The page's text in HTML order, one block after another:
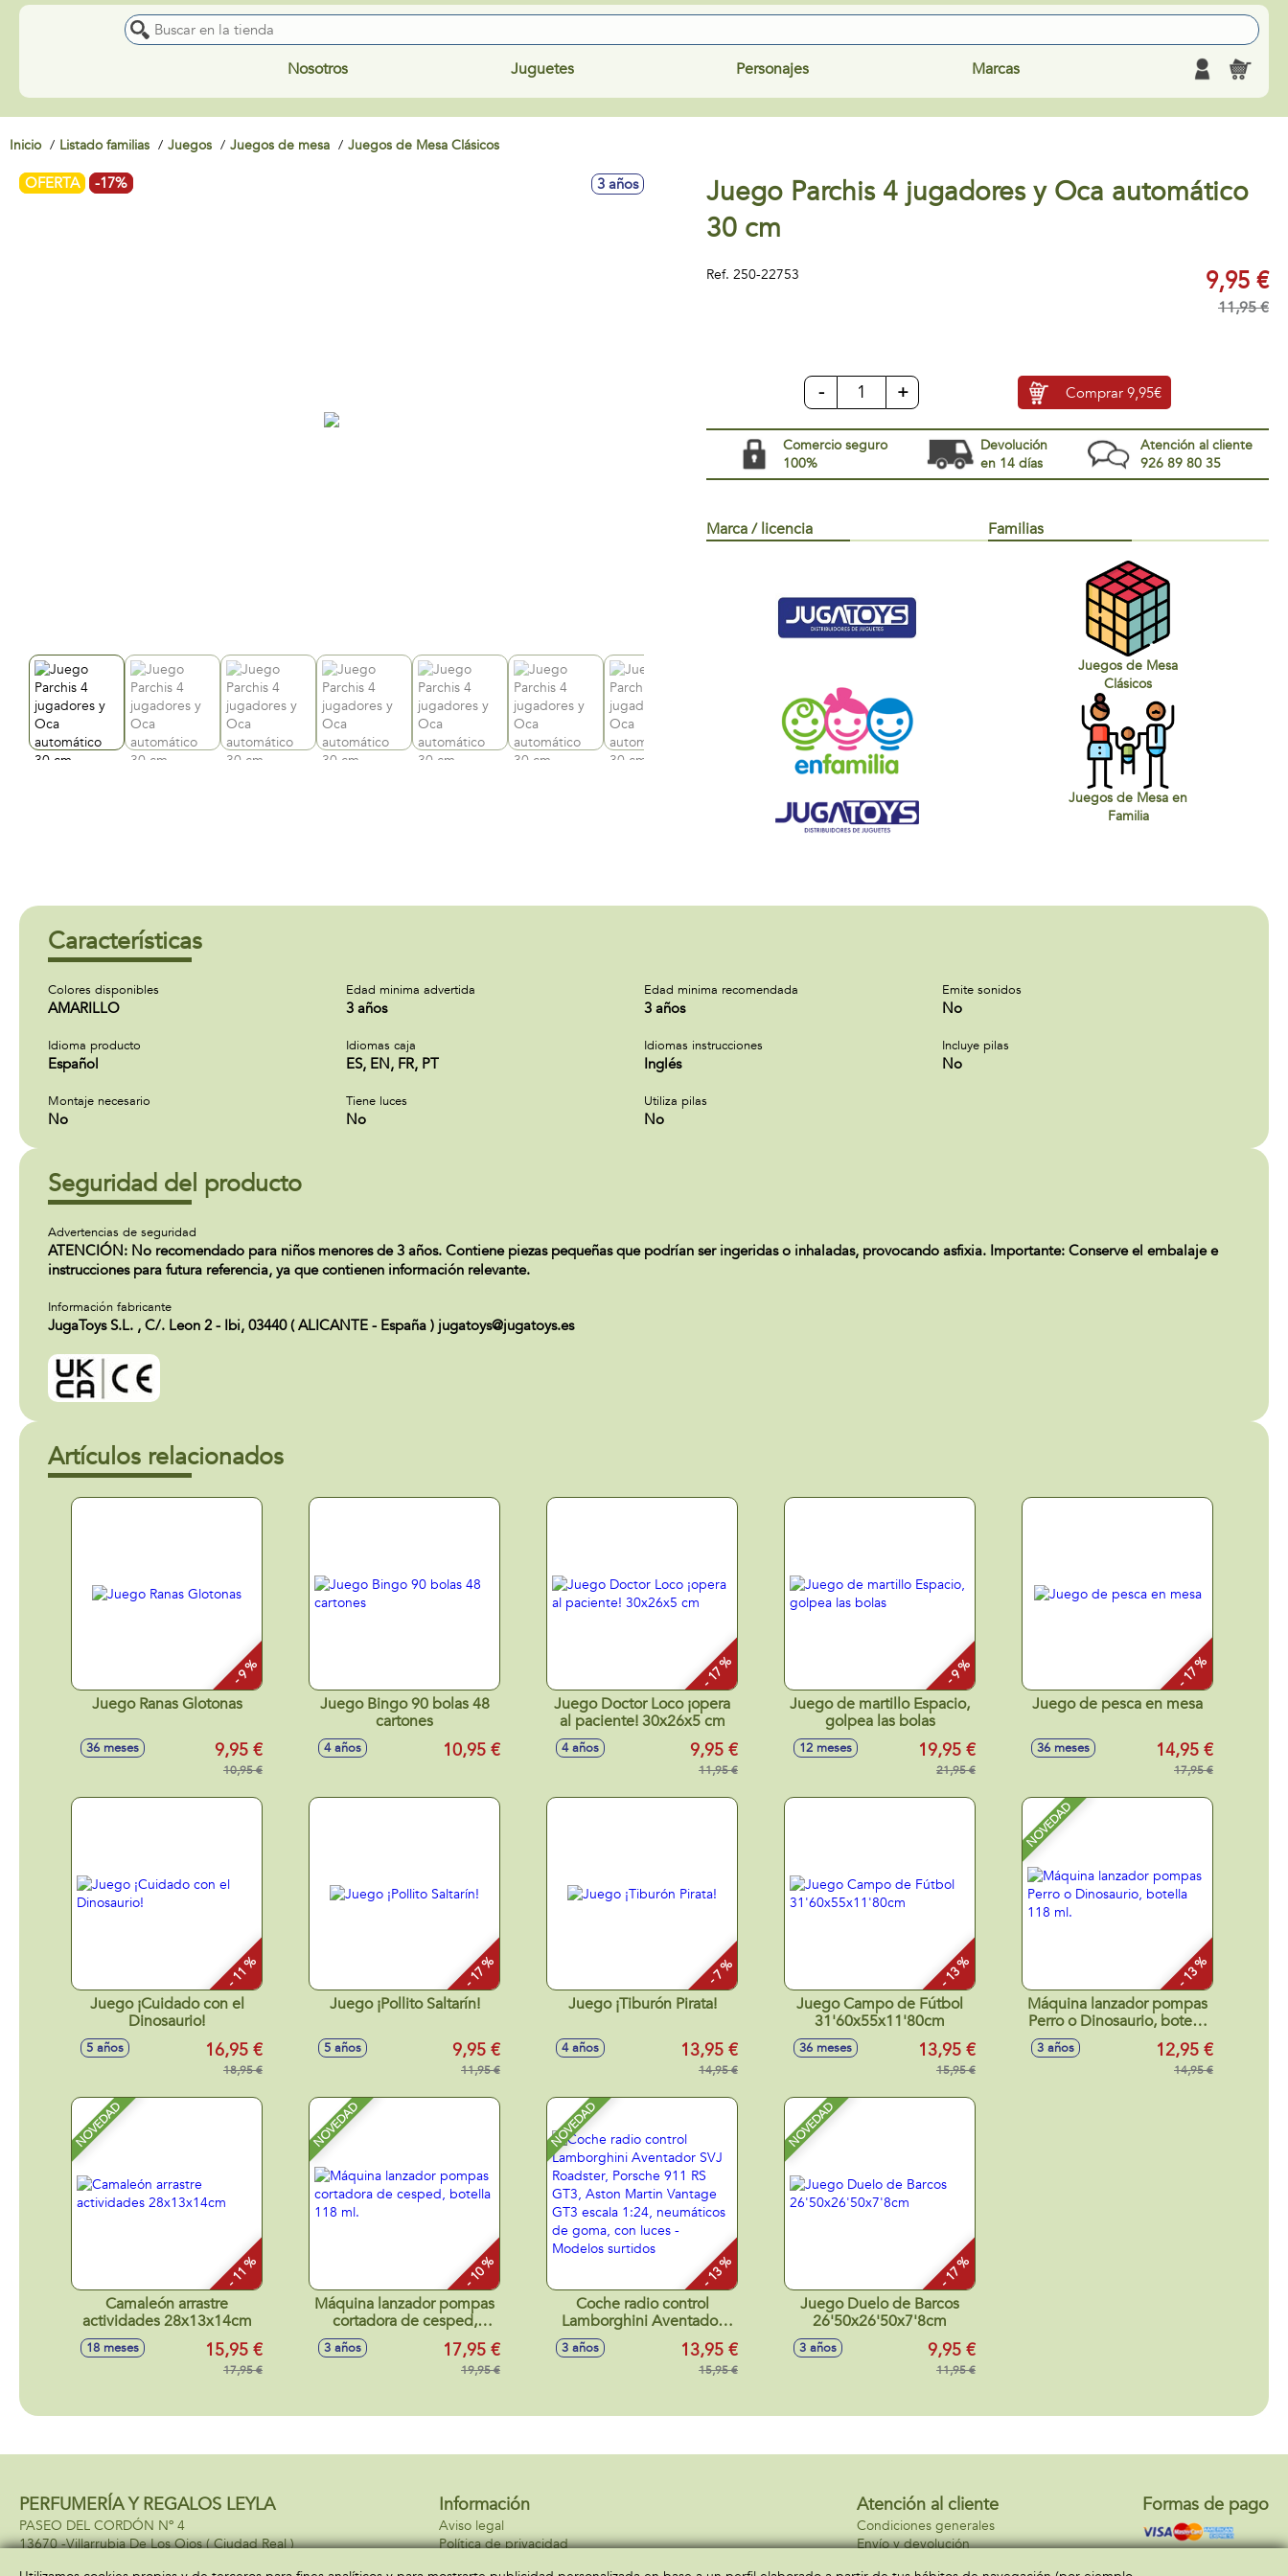
Nosotros Juguetes Personajes Marcas
Inicio Listado familias Juegos Juegos de mesa Juegos de Mesa Clásicos
OFERTA -17% 3 años
Juego Parchis 4 jugadores y Oca automático
30 cm
Ref. 250-22753 9,95 €
11,95 €
- + Comprar 9,95€
Comercio seguro
100%
Devolución
en 14 días
Atención al cliente
926 89 80 35
Marca / licencia Familias
Juegos de Mesa
Clásicos
Juegos de Mesa en
Familia
Características
Colores disponibles
AMARILLO
Edad minima advertida
3 años
Edad minima recomendada
3 años
Emite sonidos
No
Idioma producto
Español
Idiomas caja
ES, EN, FR, PT
Idiomas instrucciones
Inglés
Incluye pilas
No
Montaje necesario
No
Tiene luces
No
Utiliza pilas
No
Seguridad del producto
Advertencias de seguridad
ATENCIÓN: No recomendado para niños menores de 3 años. Contiene piezas pequeñas que podrían ser ingeridas o inhaladas, provocando asfixia. Importante: Conserve el embalaje e
instrucciones para futura referencia, ya que contienen información relevante.
Información fabricante
JugaToys S.L. , C/. Leon 2 - Ibi, 03440 ( ALICANTE - España ) jugatoys@jugatoys.es
Artículos relacionados
- 9 %
Juego Ranas Glotonas
36 meses 9,95 €
10,95 €
Juego Bingo 90 bolas 48
cartones
4 años 10,95 €
- 17 %
Juego Doctor Loco ¡opera
al paciente! 30x26x5 cm
4 años 9,95 €
11,95 €
- 9 %
Juego de martillo Espacio,
golpea las bolas
12 meses 19,95 €
21,95 €
- 17 %
Juego de pesca en mesa
36 meses 14,95 €
17,95 €
- 11 %
Juego ¡Cuidado con el
Dinosaurio!
5 años 16,95 €
18,95 €
- 17 %
Juego ¡Pollito Saltarín!
5 años 9,95 €
11,95 €
- 7 %
Juego ¡Tiburón Pirata!
4 años 13,95 €
14,95 €
- 13 %
Juego Campo de Fútbol
31'60x55x11'80cm
36 meses 13,95 €
15,95 €
NOVEDAD
- 13 %
Máquina lanzador pompas
Perro o Dinosaurio, botella
3 años 12,95 €
14,95 €
NOVEDAD
- 11 %
Camaleón arrastre
actividades 28x13x14cm
18 meses 15,95 €
17,95 €
NOVEDAD
- 10 %
Máquina lanzador pompas
cortadora de cesped,
botella 118 ml.
3 años 17,95 €
19,95 €
NOVEDAD
- 13 %
Coche radio control
Lamborghini Aventador
SVJ Roadster, Porsche 911
RS GT3, Aston Martin
Vantage GT3 escala 1:24,
3 años 13,95 €
15,95 €
NOVEDAD
- 17 %
Juego Duelo de Barcos
26'50x26'50x7'8cm
3 años 9,95 €
11,95 €
PERFUMERÍA Y REGALOS LEYLA
PASEO DEL CORDÓN Nº 4
13670 -Villarrubia De Los Ojos( Ciudad Real )
Información
Aviso legal
Política de privacidad
Atención al cliente
Condiciones generales
Envío y devolución
Formas de pago